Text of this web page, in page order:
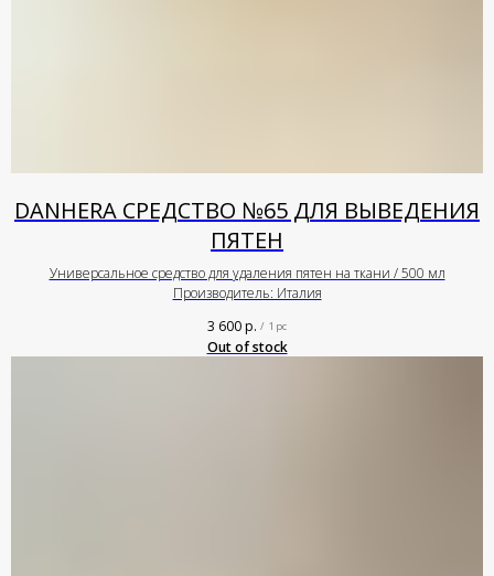
DANHERA СРЕДСТВО №65 ДЛЯ ВЫВЕДЕНИЯ
ПЯТЕН
Универсальное средство для удаления пятен на ткани / 500 мл
Производитель: Италия
3 600р. / 1 pc
Out of stock